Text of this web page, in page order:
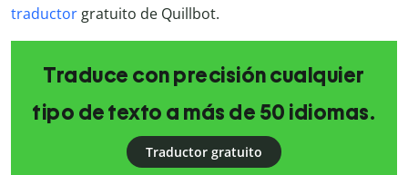
traductor gratuito de Quillbot.
Traduce con precisión cualquier
tipo de texto a más de 50 idiomas.
Traductor gratuito